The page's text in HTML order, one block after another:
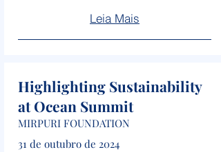
Leia Mais
Highlighting Sustainability
at Ocean Summit
MIRPURI FOUNDATION
31 de outubro de 2024